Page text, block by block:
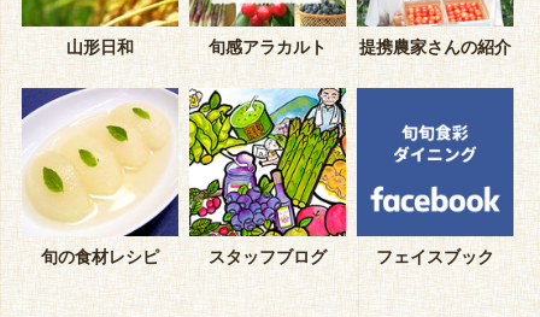
山形日和 旬感アラカルト 提携農家さんの紹介
旬の食材レシピ スタッフブログ フェイスブック